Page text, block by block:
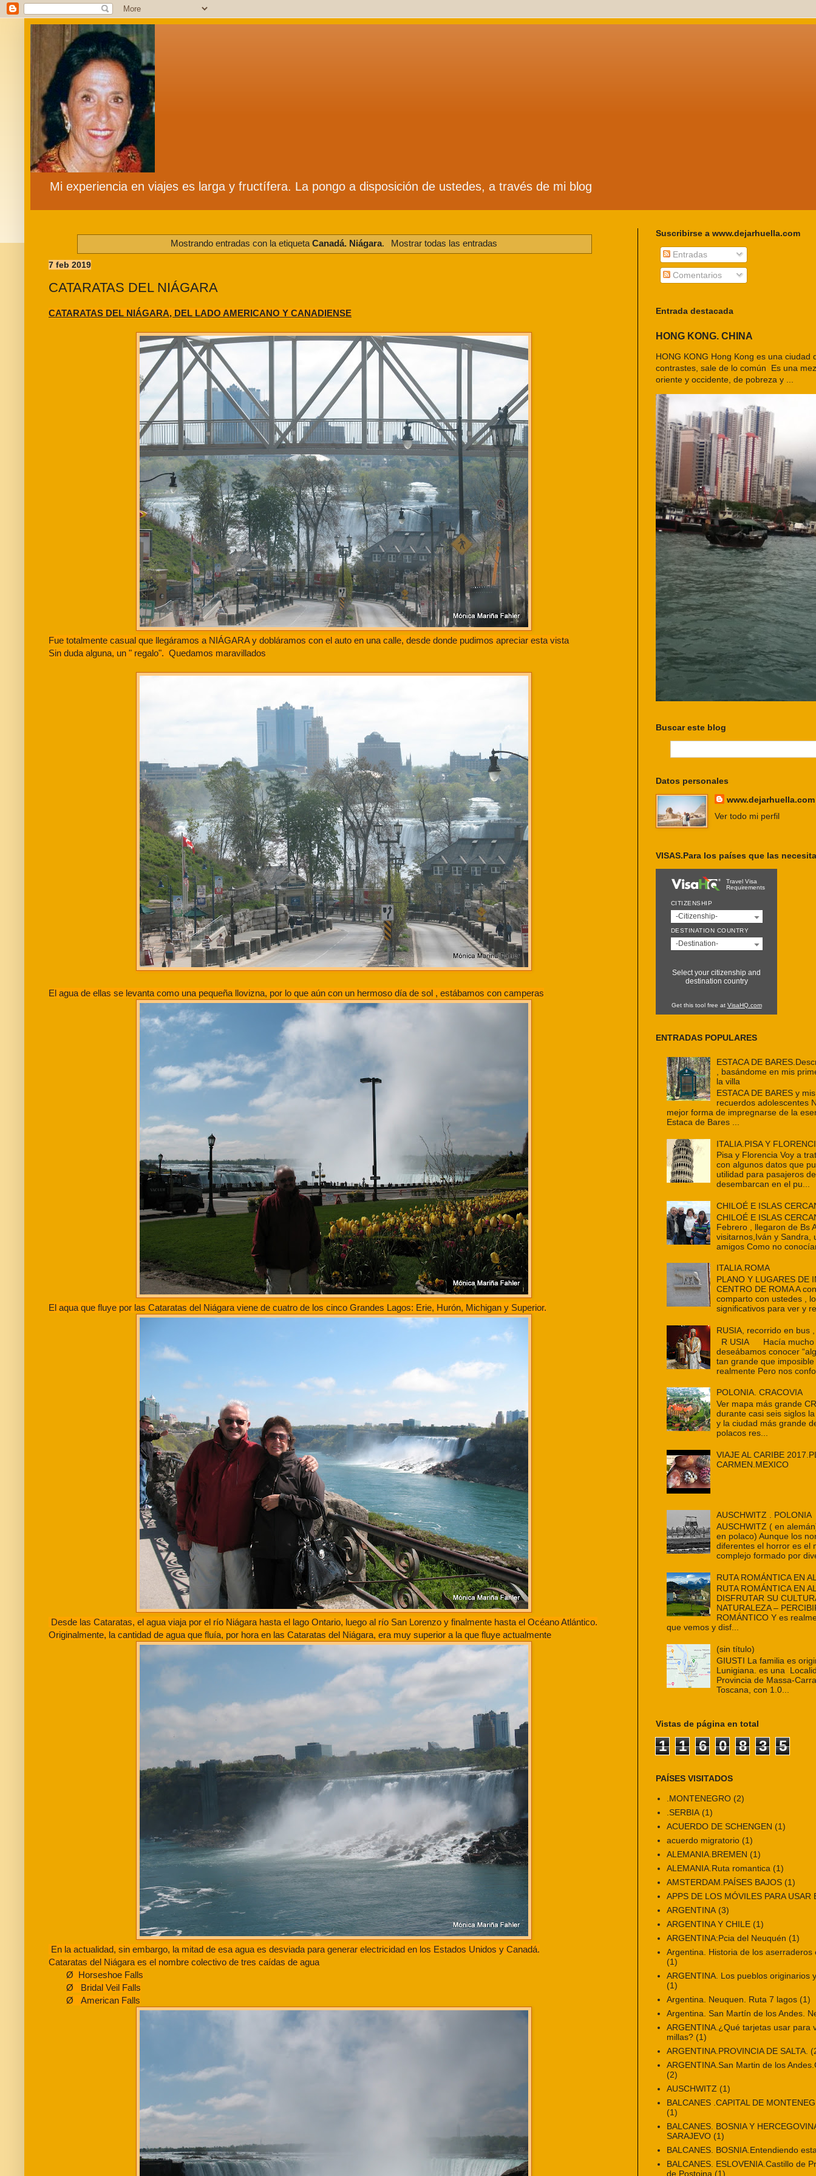
Mi experiencia en viajes es larga y fructífera. La pongo a disposición de ustedes, a través de mi blog
Mostrando entradas con la etiquetaCanadá. Niágara. Mostrar todas las entradas
7 feb 2019
CATARATAS DEL NIÁGARA
CATARATAS DEL NIÁGARA, DEL LADO AMERICANO Y CANADIENSE
Fue totalmente casual que llegáramos a NIÁGARA y dobláramos con el auto en una calle, desde donde pudimos apreciar esta vista
Sin duda alguna, un " regalo". Quedamos maravillados
El agua de ellas se levanta como una pequeña llovizna, por lo que aún con un hermoso día de sol , estábamos con camperas
El aqua que fluye por las Cataratas del Niágara viene de cuatro de los cinco Grandes Lagos: Erie, Hurón, Michigan y Superior.
Desde las Cataratas, el agua viaja por el río Niágara hasta el lago Ontario, luego al río San Lorenzo y finalmente hasta el Océano Atlántico.
Originalmente, la cantidad de agua que fluía, por hora en las Cataratas del Niágara, era muy superior a la que fluye actualmente
En la actualidad, sin embargo, la mitad de esa agua es desviada para generar electricidad en los Estados Unidos y Canadá.
Cataratas del Niágara es el nombre colectivo de tres caídas de agua
Ø Horseshoe Falls
Ø
Bridal Veil Falls
Ø
American Falls
Suscribirse a www.dejarhuella.com
Entradas
Comentarios
Entrada destacada
HONG KONG. CHINA
HONG KONG Hong Kong es una ciudad
contrastes, sale de lo común Es una
oriente y occidente, de pobreza y ...
Buscar este blog
Datos personales
www.dejarhuella.com
Ver todo mi perfil
VISAS.Para los países que las
Travel Visa
Requirements
CITIZENSHIP
-Citizenship-
DESTINATION COUNTRY
-Destination-
Select your citizenship and
destination country
Get this tool free at VisaHQ.com
ENTRADAS POPULARES
ESTACA DE
, basándome en mis
la villa
ESTACA DE BARES y
recuerdos adolescentes
mejor forma de impregnarse de la
Estaca de Bares ...
ITALIA.PISA Y
Pisa y Florencia Voy a
con algunos datos que
utilidad para pasajeros
desembarcan en el pu...
CHILOÉ E ISLAS
CHILOÉ E ISLAS
Febrero , llegaron de Bs
visitarnos,Iván y Sandra,
amigos Como no
ITALIA.ROMA
PLANO Y LUGARES DE
CENTRO DE ROMA A
comparto con ustedes ,
significativos para ver y
RUSIA, recorrido en bus
R USIA Hacía mucho
deseábamos conocer
tan grande que
realmente Pero nos
POLONIA. CRACOVIA
Ver mapa más grande
durante casi seis siglos
y la ciudad más grande
polacos res...
VIAJE AL CARIBE
CARMEN.MEXICO
AUSCHWITZ . POLONIA
AUSCHWITZ ( en
en polaco) Aunque los
diferentes el horror es el
complejo formado por
RUTA ROMÁNTICA EN
RUTA ROMÁNTICA EN
DISFRUTAR SU
NATURALEZA –
ROMÁNTICO Y es
que vemos y disf...
(sin título)
GIUSTI La familia es
Lunigiana. es una
Provincia de Massa-
Toscana, con 1.0...
Vistas de página en total
1 1 6 0 8 3 5
PAÍSES VISITADOS
.MONTENEGRO (2)
.SERBIA (1)
ACUERDO DE SCHENGEN (1)
acuerdo migratorio (1)
ALEMANIA.BREMEN (1)
ALEMANIA.Ruta romantica (1)
AMSTERDAM.PAÍSES BAJOS (1)
APPS DE LOS MÓVILES PARA USAR
ARGENTINA (3)
ARGENTINA Y CHILE (1)
ARGENTINA:Pcia del Neuquén (1)
Argentina. Historia de los aserraderos
(1)
ARGENTINA. Los pueblos originarios
(1)
Argentina. Neuquen. Ruta 7 lagos (1)
Argentina. San Martín de los Andes.
ARGENTINA.¿Qué tarjetas usar para
millas? (1)
ARGENTINA.PROVINCIA DE SALTA.
ARGENTINA.San Martin de los
(2)
AUSCHWITZ (1)
BALCANES .CAPITAL DE
(1)
BALCANES. BOSNIA Y
SARAJEVO (1)
BALCANES. BOSNIA.Entendiendo
BALCANES. ESLOVENIA.Castillo de
de Postojna (1)